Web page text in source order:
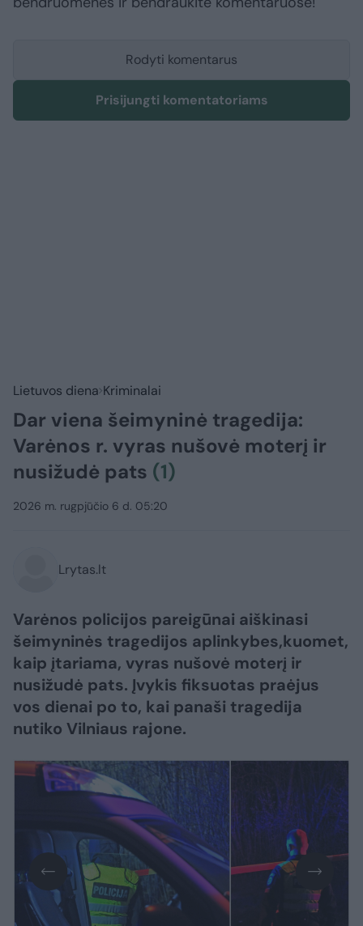
Rodyti komentarus
Prisijungti komentatoriams
Lietuvos diena Kriminalai
Dar viena šeimyninė tragedija:
Varėnos r. vyras nušovė moterį ir
nusižudė pats (1)
2026 m. rugpjūčio 6 d. 05:20
Lrytas.lt
Varėnos policijos pareigūnai aiškinasi
šeimyninės tragedijos aplinkybes,kuomet,
kaip įtariama, vyras nušovė moterį ir
nusižudė pats. Įvykis fiksuotas praėjus
vos dienai po to, kai panaši tragedija
nutiko Vilniaus rajone.